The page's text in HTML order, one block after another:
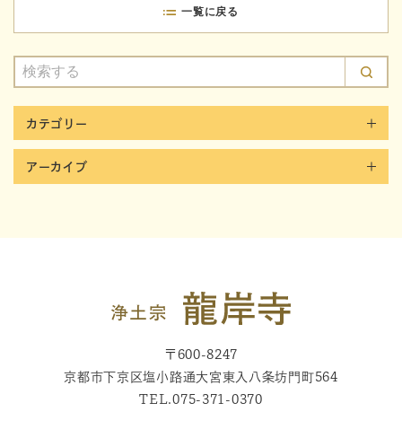
一覧に戻る
カテゴリー
アーカイブ
〒600-8247
京都市下京区塩小路通大宮東入八条坊門町564
TEL.075-371-0370